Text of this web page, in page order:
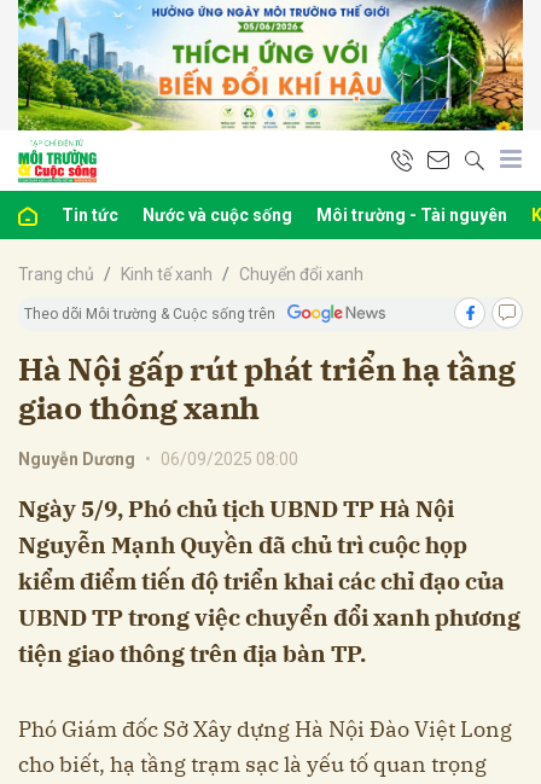
Tin tức Nước và cuộc sống Môi trường - Tài nguyên
Trang chủ Kinh tế xanh Chuyển đổi xanh
Theo dõi Môi trường & Cuộc sống trên
Hà Nội gấp rút phát triển hạ tầng
giao thông xanh
Nguyễn Dương • 06/09/2025 08:00
Ngày 5/9, Phó chủ tịch UBND TP Hà Nội
Nguyễn Mạnh Quyền đã chủ trì cuộc họp
kiểm điểm tiến độ triển khai các chỉ đạo của
UBND TP trong việc chuyển đổi xanh phương
tiện giao thông trên địa bàn TP.
Phó Giám đốc Sở Xây dựng Hà Nội Đào Việt Long
cho biết, hạ tầng trạm sạc là yếu tố quan trọng
luận